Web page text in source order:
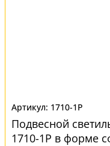
1710-1P
Подвесной
1710-1P в форме